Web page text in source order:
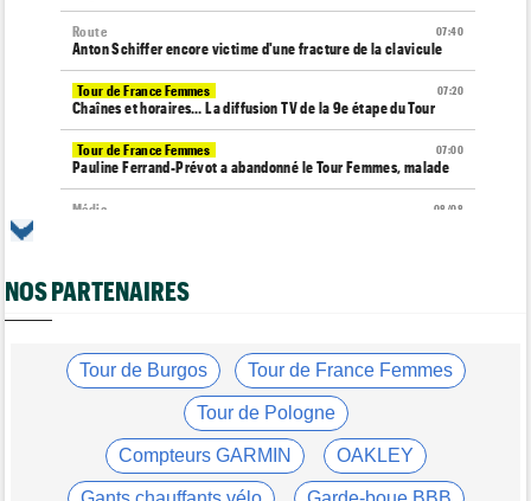
07:40
Route
Anton Schiffer encore victime d'une fracture de la clavicule
07:20
Tour de France Femmes
Chaînes et horaires… La diffusion TV de la 9e étape du Tour
07:00
Tour de France Femmes
Pauline Ferrand-Prévot a abandonné le Tour Femmes, malade
08/08
Média
Lotto-Intermarché fait passer pro trois jeunes de sa formation
08/08
Route
Émilien Jacquelin va faire ses débuts en compétition le 16 août
Championnats du Monde
La sélection française pour les Championnats du monde
NOS PARTENAIRES
Tour de Burgos Tour de France Femmes
Tour de Pologne
Compteurs GARMIN OAKLEY